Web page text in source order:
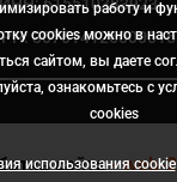
307614126000015
сайта- web-
работу и
cookies можно в
сайтом, вы даете
ознакомьтесь с
сookies
использования cookie